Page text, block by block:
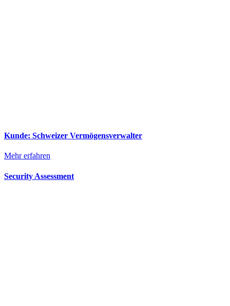
Kunde: Schweizer Vermögensverwalter
Mehr erfahren
Security Assessment